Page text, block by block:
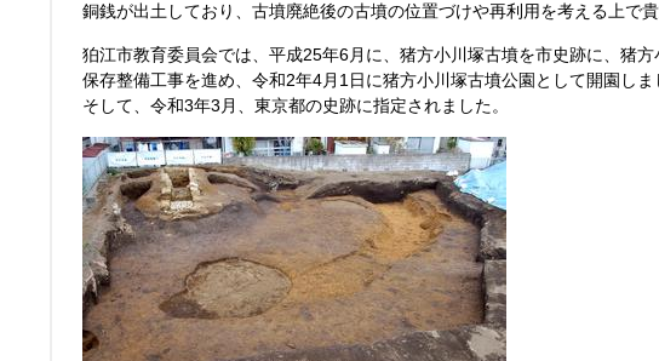
銅銭が出土しており、古墳廃絶後の古墳の位置づけや再利用を考える上で貴
狛江市教育委員会では、平成25年6月に、猪方小川塚古墳を市史跡に、猪
保存整備工事を進め、令和2年4月1日に猪方小川塚古墳公園として開園しま
そして、令和3年3月、東京都の史跡に指定されました。